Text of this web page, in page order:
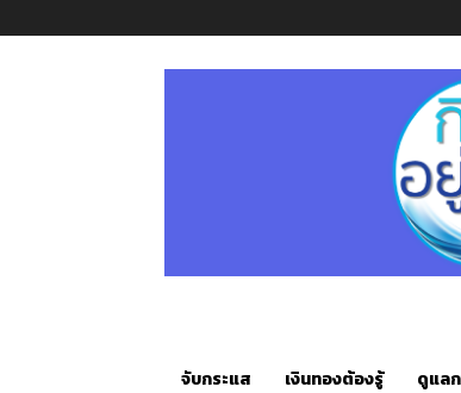
จับกระแส เงินทองต้องรู้ ดูแลก